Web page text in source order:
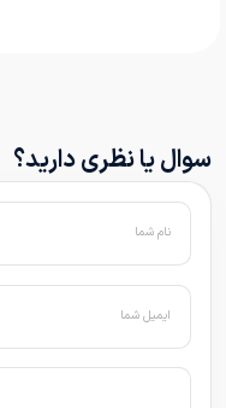
سوال یا نظری دارید؟
نام شما
ایمیل شما